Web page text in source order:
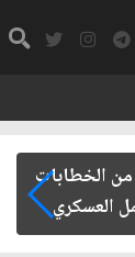
من الخطابات
العسكري